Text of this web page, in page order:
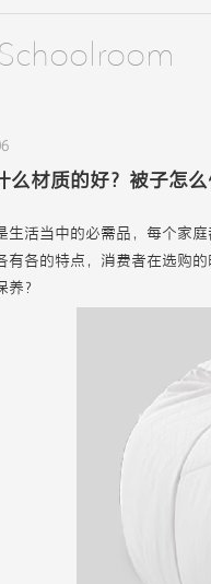
么材质的好？被子怎么
生活当中的必需品，每个家
有各的特点，消费者在选购
养？